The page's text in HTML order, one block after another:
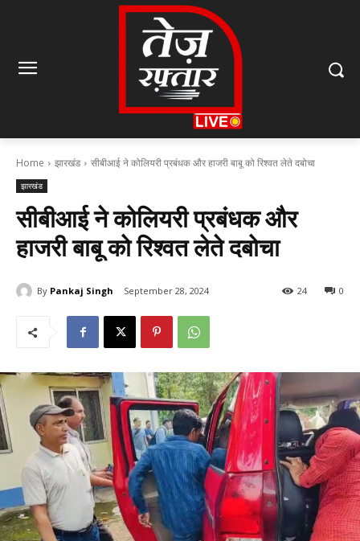
Home झारखंड सीबीआई ने कोलियरी प्रबंधक और हाजरी बाबू को रिश्वत लेते दबोचा
झारखंड
सीबीआई ने कोलियरी प्रबंधक और
हाजरी बाबू को रिश्वत लेते दबोचा
By Pankaj Singh September 28, 2024 0
24